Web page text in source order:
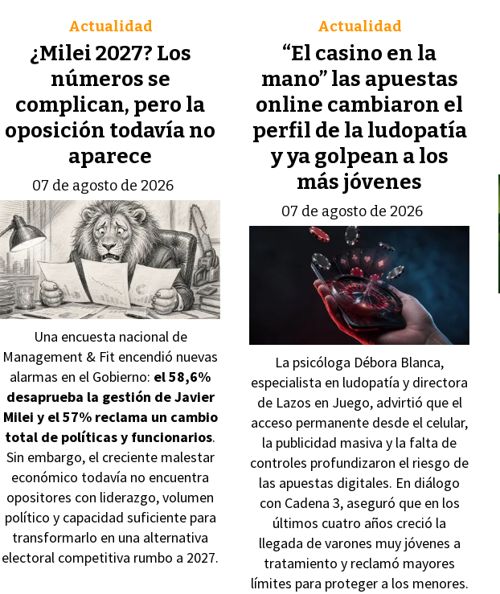
¿Milei 2027? Los
números se
complican, pero la
oposición todavía no
aparece
Actualidad
07 de agosto de 2026
Una encuesta nacional de
Management & Fit encendió nuevas
alarmas en el Gobierno: el 58,6%
desaprueba la gestión de Javier
Milei y el 57% reclama un cambio
total de políticas y funcionarios.
Sin embargo, el creciente malestar
económico todavía no encuentra
opositores con liderazgo, volumen
político y capacidad suficiente para
transformarlo en una alternativa
electoral competitiva rumbo a 2027.
“El casino en la
mano” las apuestas
online cambiaron el
perfil de la ludopatía
y ya golpean a los
más jóvenes
Actualidad
07 de agosto de 2026
La psicóloga Débora Blanca,
especialista en ludopatía y directora
de Lazos en Juego, advirtió que el
acceso permanente desde el celular,
la publicidad masiva y la falta de
controles profundizaron el riesgo de
las apuestas digitales. En diálogo
con Cadena 3, aseguró que en los
últimos cuatro años creció la
llegada de varones muy jóvenes a
tratamiento y reclamó mayores
límites para proteger a los menores.